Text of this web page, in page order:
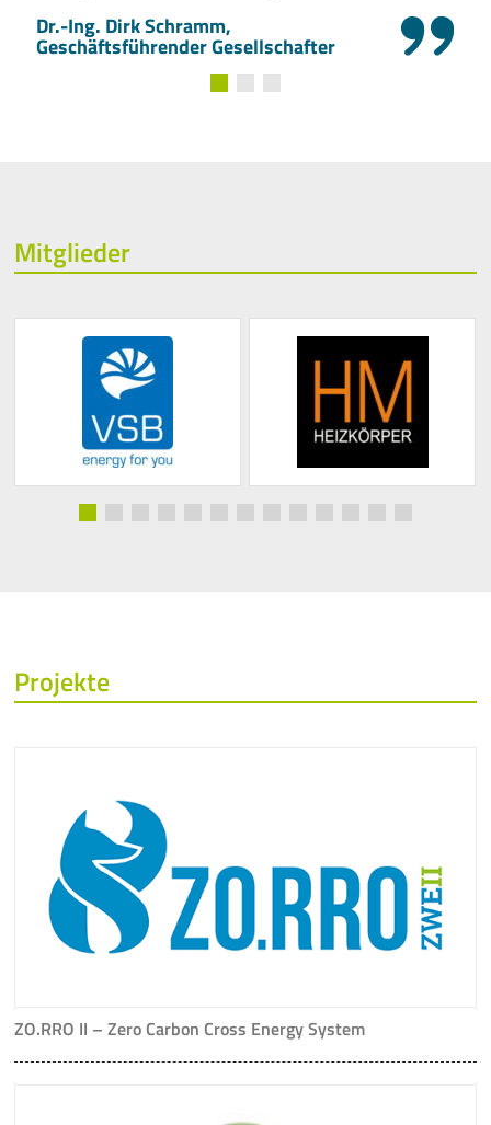
Dr.-Ing. Dirk Schramm,
Geschäftsführender Gesellschafter
Mitglieder
Projekte
ZO.RRO II – Zero Carbon Cross Energy System